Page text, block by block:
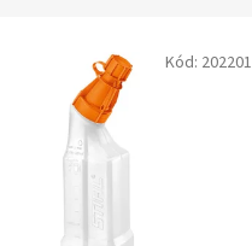
Kód: 202201